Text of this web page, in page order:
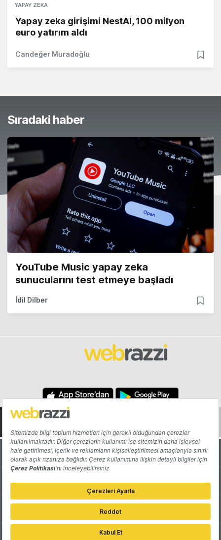
YAPAY ZEKA
Yapay zeka girişimi NestAI, 100 milyon
euro yatırım aldı
Candeğer Muradoğlu
Sıradaki haber
YouTube Music yapay zeka
sunucularını test etmeye başladı
İdil Dilber
Hakkında Yazarlar
Katkıda Bulun Reklam